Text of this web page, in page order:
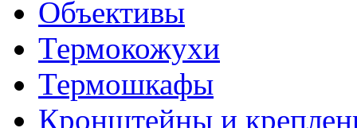
Объективы
Термокожухи
Термошкафы
Кронштейны и